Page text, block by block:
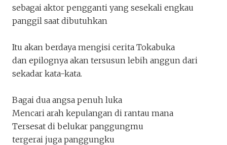
sebagai aktor pengganti yang sesekali engkau
panggil saat dibutuhkan
Itu akan berdaya mengisi cerita Tokabuka
dan epilognya akan tersusun lebih anggun dari
sekadar kata-kata.
Bagai dua angsa penuh luka
Mencari arah kepulangan di rantau mana
Tersesat di belukar panggungmu
tergerai juga panggungku